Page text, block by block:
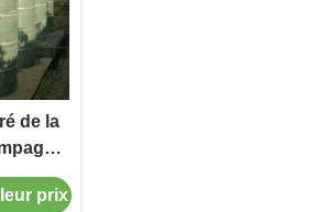
de la
prix